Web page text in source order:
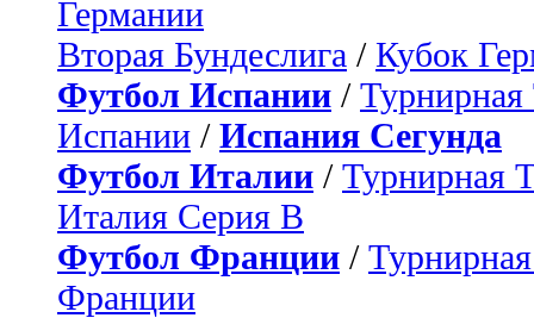
Германии
Вторая Бундеслига / Кубок
Футбол Испании / Турнирная
Испании / Испания Сегунда
Футбол Италии / Турнирная
Италия Серия B
Футбол Франции /
Франции